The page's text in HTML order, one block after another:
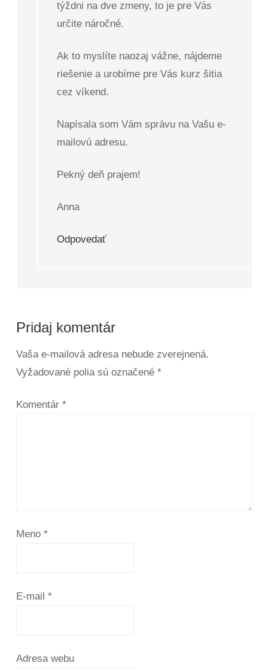
týždni na dve zmeny, to je pre Vás
určite náročné.
Ak to myslíte naozaj vážne, nájdeme
riešenie a urobíme pre Vás kurz šitia
cez víkend.
Napísala som Vám správu na Vašu e-
mailovú adresu.
Pekný deň prajem!
Anna
Odpovedať
Pridaj komentár
Vaša e-mailová adresa nebude zverejnená.
Vyžadované polia sú označené*
Komentár*
Meno*
E-mail*
Adresa webu